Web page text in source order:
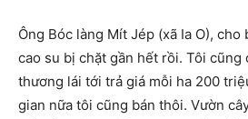
Ông Bóc làng Mít Jép (xã Ia O), cho
cao su bị chặt gần hết rồi. Tôi cũng
thương lái tới trả giá mỗi ha 200
gian nữa tôi cũng bán thôi. Vườn